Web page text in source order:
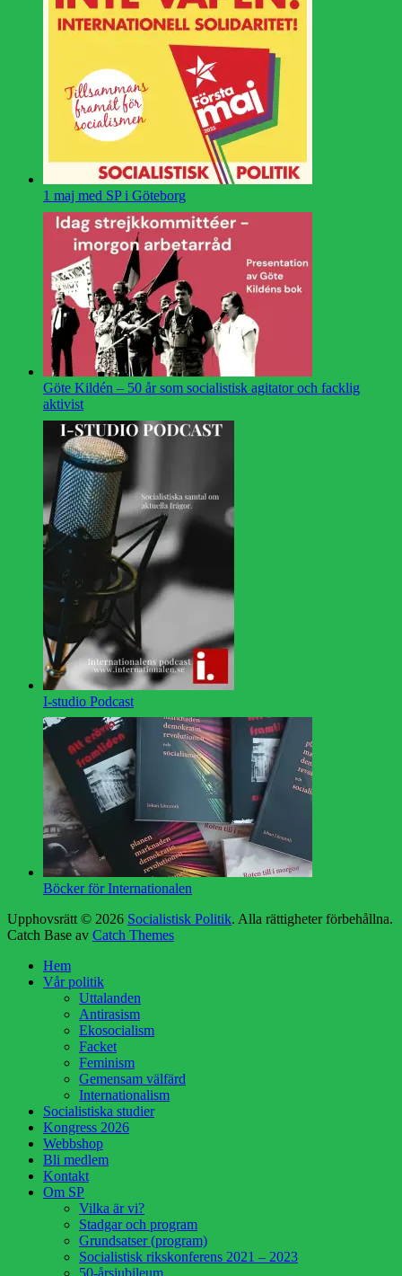
1 maj med SP i Göteborg
Göte Kildén – 50 år som socialistisk agitator och facklig
aktivist
I-studio Podcast
Böcker för Internationalen
Upphovsrätt © 2026 Socialistisk Politik. Alla rättigheter förbehållna.
Catch Base av Catch Themes
Hem
Vår politik
Uttalanden
Antirasism
Ekosocialism
Facket
Feminism
Gemensam välfärd
Internationalism
Socialistiska studier
Kongress 2026
Webbshop
Bli medlem
Kontakt
Om SP
Vilka är vi?
Stadgar och program
Grundsatser (program)
Socialistisk rikskonferens 2021 – 2023